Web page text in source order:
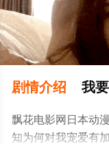
剧情介绍 我
飘花电影网日本动
知为何对我宠爱有